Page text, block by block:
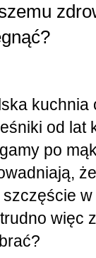
kuchnia
od lat
po
szczęście
więc